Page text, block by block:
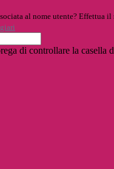
al nome utente? Effettua il
di controllare la casella